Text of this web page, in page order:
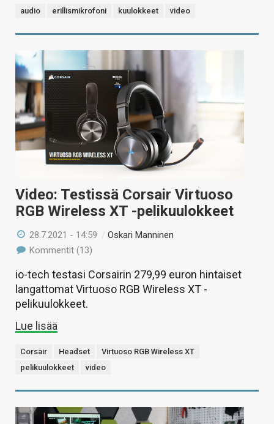
audio erillismikrofoni kuulokkeet video
Video: Testissä Corsair Virtuoso
RGB Wireless XT -pelikuulokkeet
28.7.2021 - 14:59 /Oskari Manninen
Kommentit (13)
io-tech testasi Corsairin 279,99 euron hintaiset
langattomat Virtuoso RGB Wireless XT -
pelikuulokkeet.
Lue lisää
Corsair Headset
Virtuoso RGB Wireless XT
pelikuulokkeet
video